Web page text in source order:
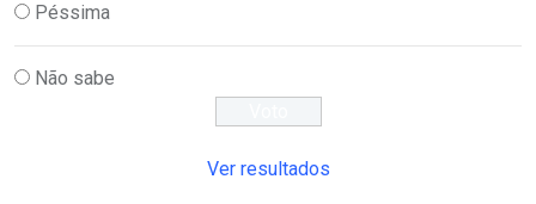
Péssima
Não sabe
Ver resultados